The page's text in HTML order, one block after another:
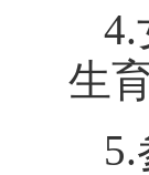
4.
生
5.